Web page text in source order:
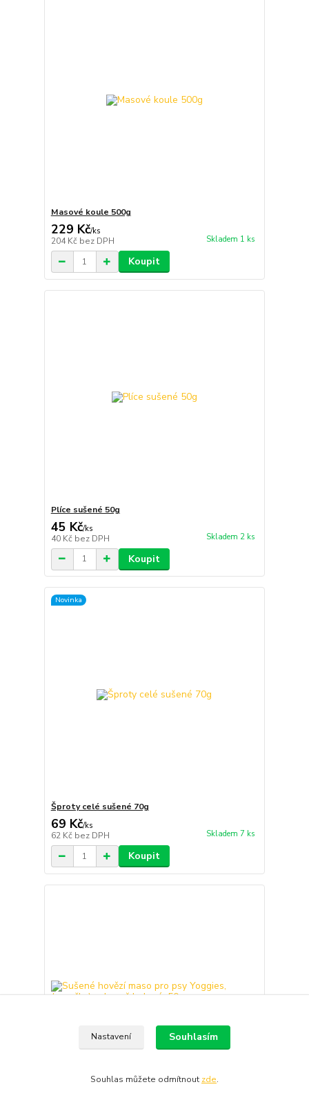
Masové koule 500g
229 Kč/ks
204 Kč bez DPH Skladem 1 ks
Koupit
Plíce sušené 50g
45 Kč/ks
40 Kč bez DPH Skladem 2 ks
Koupit
Novinka
Šproty celé sušené 70g
69 Kč/ks
62 Kč bez DPH Skladem 7 ks
Koupit
Nastavení Souhlasím
Souhlas můžete odmítnout zde.